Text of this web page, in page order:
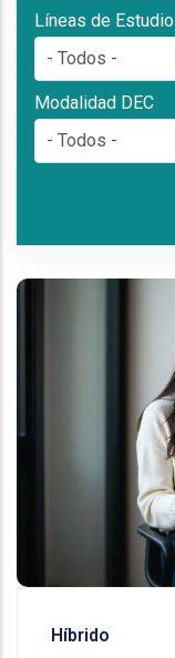
Líneas de Estudio
Modalidad DEC
Híbrido